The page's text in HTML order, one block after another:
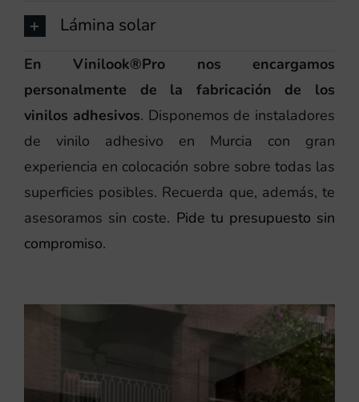
Lámina solar
En Vinilook®Pro nos encargamos
personalmente de la fabricación de los
vinilos adhesivos. Disponemos de instaladores
de vinilo adhesivo en Murcia con gran
experiencia en colocación sobre sobre todas las
superficies posibles. Recuerda que, además, te
asesoramos sin coste. Pide tu presupuesto sin
compromiso.